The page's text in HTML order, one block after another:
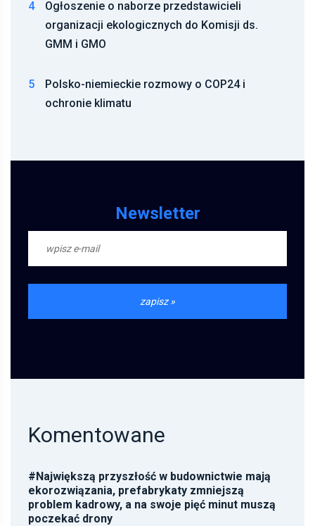
4
Ogłoszenie o naborze przedstawicieli
organizacji ekologicznych do Komisji ds.
GMM i GMO
5
Polsko-niemieckie rozmowy o COP24 i
ochronie klimatu
Newsletter
Komentowane
#Największą przyszłość w budownictwie mają
ekorozwiązania, prefabrykaty zmniejszą
problem kadrowy, a na swoje pięć minut muszą
poczekać drony